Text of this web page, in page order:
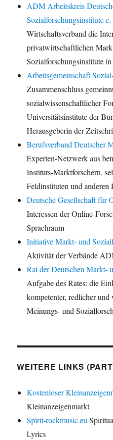
ADM Arbeitskreis
Sozialforschungsinstitute e.
Wirtschaftsverband die
privatwirtschaftlichen
Sozialforschungsinstitute
Arbeitsgemeinschaft
Zusammenschluss
sozialwissenschaftlicher
Universitätsinstitute der
Herausgeberin der
Berufsverband Deutscher
Experten-Netzwerk aus
Instituts-Marktforschern,
Feldinstituten und anderen
Deutsche Gesellschaft für
Interessen der Online-
Sprachraum
Initiative Markt- und
Aktivität der Verbände
Rat der Deutschen Markt-
Aufgabe des Rates: die
kompetenter, redlicher
Meinungs- und
WEITERE LINKS
Kostenloser
Kleinanzeigenmarkt
Spirit-rockmusic.eu
Lyrics